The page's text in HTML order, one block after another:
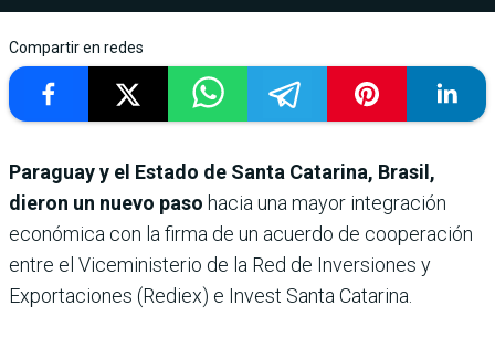
Compartir en redes
Paraguay y el Estado de Santa Catarina, Brasil,
dieron un nuevo paso hacia una mayor integración
económica con la firma de un acuerdo de cooperación
entre el Viceministerio de la Red de Inversiones y
Exportaciones (Rediex) e Invest Santa Catarina.